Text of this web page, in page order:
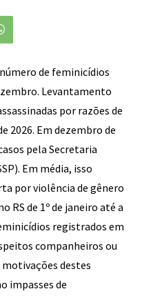
de feminicídios
Levantamento
por razões de
2026. Em dezembro de
pela Secretaria
Em média, isso
por violência de gênero
RS de 1º de janeiro até a
registrados em
companheiros ou
destes
impasses de